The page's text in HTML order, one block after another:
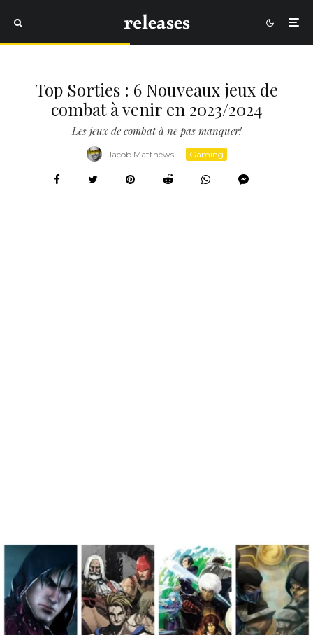
Top Sorties : 6 Nouveaux jeux de
combat à venir en 2023/2024
Les jeux de combat à ne pas manquer!
Jacob Matthews · Gaming